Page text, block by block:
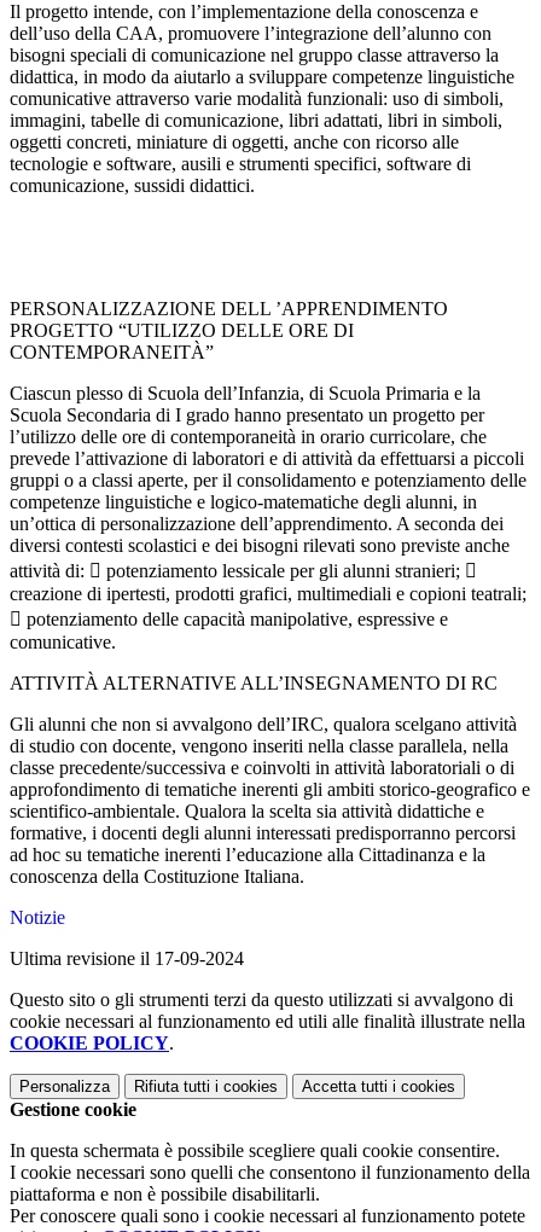
Il progetto intende, con l’implementazione della conoscenza e
dell’uso della CAA, promuovere l’integrazione dell’alunno con
bisogni speciali di comunicazione nel gruppo classe attraverso la
didattica, in modo da aiutarlo a sviluppare competenze linguistiche
comunicative attraverso varie modalità funzionali: uso di simboli,
immagini, tabelle di comunicazione, libri adattati, libri in simboli,
oggetti concreti, miniature di oggetti, anche con ricorso alle
tecnologie e software, ausili e strumenti specifici, software di
comunicazione, sussidi didattici.
PERSONALIZZAZIONE DELL ’APPRENDIMENTO
PROGETTO “UTILIZZO DELLE ORE DI
CONTEMPORANEITÀ”
Ciascun plesso di Scuola dell’Infanzia, di Scuola Primaria e la
Scuola Secondaria di I grado hanno presentato un progetto per
l’utilizzo delle ore di contemporaneità in orario curricolare, che
prevede l’attivazione di laboratori e di attività da effettuarsi a piccoli
gruppi o a classi aperte, per il consolidamento e potenziamento delle
competenze linguistiche e logico-matematiche degli alunni, in
un’ottica di personalizzazione dell’apprendimento. A seconda dei
diversi contesti scolastici e dei bisogni rilevati sono previste anche
attività di:  potenziamento lessicale per gli alunni stranieri; 
creazione di ipertesti, prodotti grafici, multimediali e copioni teatrali;
 potenziamento delle capacità manipolative, espressive e
comunicative.
ATTIVITÀ ALTERNATIVE ALL’INSEGNAMENTO DI RC
Gli alunni che non si avvalgono dell’IRC, qualora scelgano attività
di studio con docente, vengono inseriti nella classe parallela, nella
classe precedente/successiva e coinvolti in attività laboratoriali o di
approfondimento di tematiche inerenti gli ambiti storico-geografico e
scientifico-ambientale. Qualora la scelta sia attività didattiche e
formative, i docenti degli alunni interessati predisporranno percorsi
ad hoc su tematiche inerenti l’educazione alla Cittadinanza e la
conoscenza della Costituzione Italiana.
Notizie
Ultima revisione il 17-09-2024
Questo sito o gli strumenti terzi da questo utilizzati si avvalgono di
cookie necessari al funzionamento ed utili alle finalità illustrate nella
COOKIE POLICY.
Personalizza Rifiuta tutti i cookies Accetta tutti i cookies
Gestione cookie
In questa schermata è possibile scegliere quali cookie consentire.
I cookie necessari sono quelli che consentono il funzionamento della
piattaforma e non è possibile disabilitarli.
Per conoscere quali sono i cookie necessari al funzionamento potete